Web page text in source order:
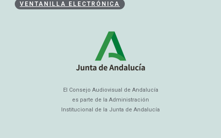
VENTANILLA ELECTRÓNICA
El Consejo Audiovisual de Andalucía
es parte de la Administración
Institucional de la Junta de Andalucía